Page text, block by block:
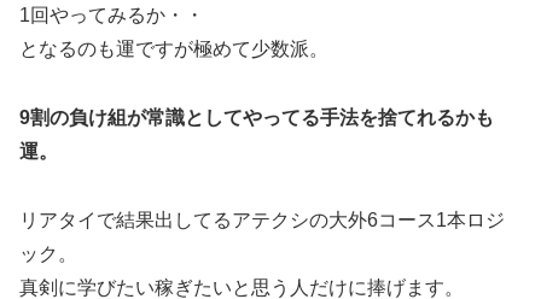
1回やってみるか・・
となるのも運ですが極めて少数派。
9割の負け組が常識としてやってる手法を捨てれるかも
運。
リアタイで結果出してるアテクシの大外6コース1本ロジ
ック。
真剣に学びたい稼ぎたいと思う人だけに捧げます。